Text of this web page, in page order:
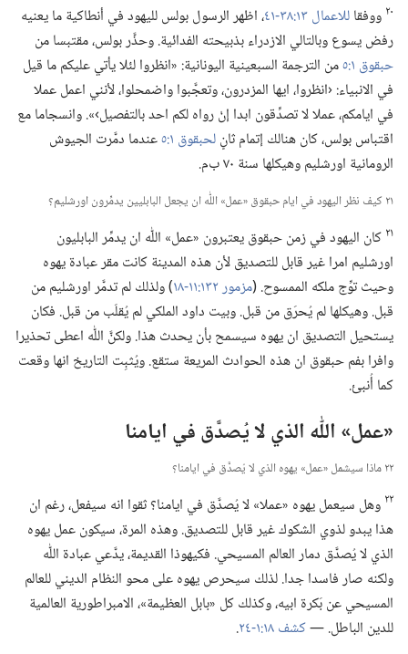
٢٠ ووفقاللاعمال ١٣:‏٣٨-‏٤١
‏،‏ اظهر الرسول بولس لليهود في أنطاكية ما يعنيه
رفض يسوع وبالتالي الازدراء بذبيحته الفدائية.‏ وحذَّر بولس،‏ مقتبسا من
حبقوق ١:‏٥
من الترجمة السبعينية اليونانية:‏ «انظروا لئلا يأتي عليكم ما قيل
في الانبياء:‏ ‹انظروا،‏ ايها المزدرون،‏ وتعجَّبوا واضمحلوا،‏ لأنني اعمل عملا
في ايامكم،‏ عملا لا تصدِّقون ابدا إنْ رواه لكم احد بالتفصيل›».‏ وانسجاما مع
اقتباس بولس،‏ كان هنالك إتمام ثانٍلحبقوق ١:‏٥
عندما دمَّرت الجيوش
الرومانية اورشليم وهيكلها سنة ٧٠ ب‌م.‏
٢١ كيف نظر اليهود في ايام حبقوق «عمل» اللّٰه ان يجعل البابليين يدمِّرون اورشليم؟‏
٢١ كان اليهود في زمن حبقوق يعتبرون «عمل» اللّٰه ان يدمِّر البابليون
اورشليم امرا غير قابل للتصديق لأن هذه المدينة كانت مقر عبادة يهوه
وحيث توِّج ملكه الممسوح.‏ (‏مزمور ١٣٢:‏١١-‏١٨
‏)‏ ولذلك لم تدمَّر اورشليم من
قبل.‏ وهيكلها لم يُحرَق من قبل.‏ وبيت داود الملكي لم يُقلَب من قبل.‏ فكان
يستحيل التصديق ان يهوه سيسمح بأن يحدث هذا.‏ ولكنَّ اللّٰه اعطى تحذيرا
وافرا بفم حبقوق ان هذه الحوادث المريعة ستقع.‏ ويُثبِت التاريخ انها وقعت
كما أُنبئ.‏
‏«عمل» اللّٰه الذي لا يُصدَّق في ايامنا
٢٢ ماذا سيشمل «عمل» يهوه الذي لا يُصدَّق في ايامنا؟‏
٢٢ وهل سيعمل يهوه «عملا» لا يُصدَّق في ايامنا؟‏ ثقوا انه سيفعل،‏ رغم ان
هذا يبدو لذوي الشكوك غير قابل للتصديق.‏ وهذه المرة،‏ سيكون عمل يهوه
الذي لا يُصدَّق دمار العالم المسيحي.‏ فكيهوذا القديمة،‏ يدَّعي عبادة اللّٰه
ولكنه صار فاسدا جدا.‏ لذلك سيحرص يهوه على محو النظام الديني للعالم
المسيحي عن بَكرة ابيه،‏ وكذلك كل «بابل العظيمة»،‏ الامبراطورية العالمية
للدين الباطل.‏ —‏كشف ١٨:‏١-‏٢٤ ‏.‏